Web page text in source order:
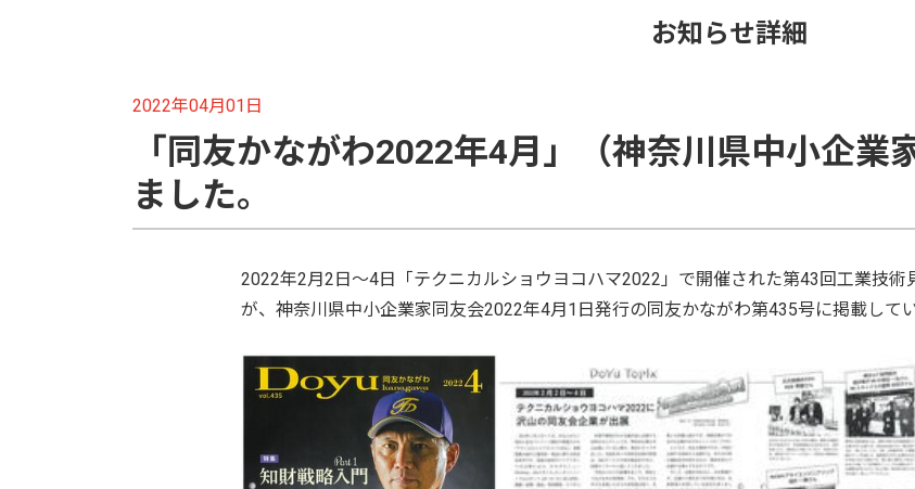
お知らせ詳細
2022年04月01日
「同友かながわ2022年4月」（神奈川県中小企業
ました。
2022年2月2日～4日「テクニカルショウヨコハマ2022」で開催された第43回工業技
が、神奈川県中小企業家同友会2022年4月1日発行の同友かながわ第435号に掲載して